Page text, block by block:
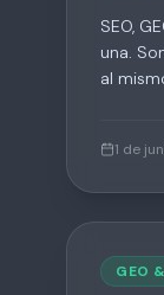
SEO,
una.
al
1 de
GEO